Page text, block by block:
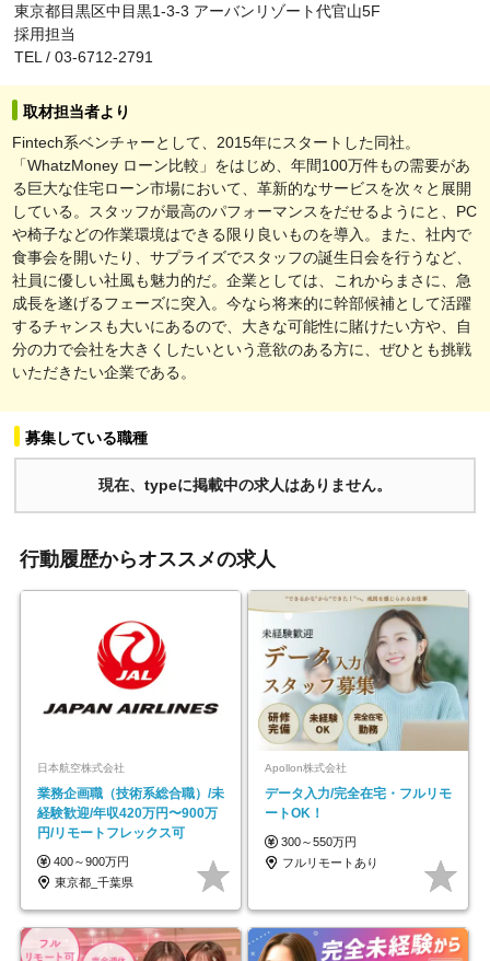
東京都目黒区中目黒1-3-3 アーバンリゾート代官山5F
採用担当
TEL / 03-6712-2791
取材担当者より
Fintech系ベンチャーとして、2015年にスタートした同社。
「WhatzMoney ローン比較」をはじめ、年間100万件もの需要があ
る巨大な住宅ローン市場において、革新的なサービスを次々と展開
している。スタッフが最高のパフォーマンスをだせるようにと、PC
や椅子などの作業環境はできる限り良いものを導入。また、社内で
食事会を開いたり、サプライズでスタッフの誕生日会を行うなど、
社員に優しい社風も魅力的だ。企業としては、これからまさに、急
成長を遂げるフェーズに突入。今なら将来的に幹部候補として活躍
するチャンスも大いにあるので、大きな可能性に賭けたい方や、自
分の力で会社を大きくしたいという意欲のある方に、ぜひとも挑戦
いただきたい企業である。
募集している職種
現在、typeに掲載中の求人はありません。
行動履歴からオススメの求人
日本航空株式会社
業務企画職（技術系総合職）/未
経験歓迎/年収420万円〜900万
円/リモートフレックス可
400～900万円
東京都_千葉県
Apollon株式会社
データ入力/完全在宅・フルリモ
ートOK！
300～550万円
フルリモートあり